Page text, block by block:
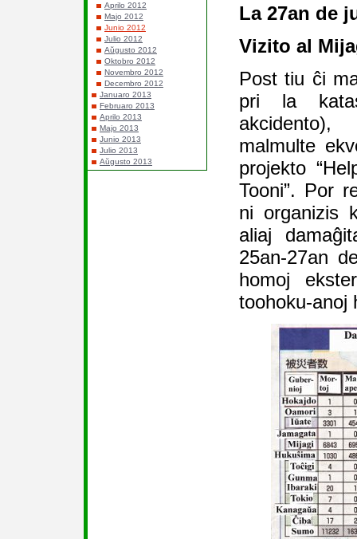
Aprilo 2012
Majo 2012
Junio 2012
Julio 2012
Aŭgusto 2012
Oktobro 2012
Novembro 2012
Decembro 2012
Januaro 2013
Februaro 2013
Aprilo 2013
Majo 2013
Junio 2013
Julio 2013
Aŭgusto 2013
La 27an de
Vizito al
Post tiu ĉi
pri la
malmulte
projekto
Tooni”. Por
ni organizis
aliaj
25an-27an
homoj
toohoku-anoj